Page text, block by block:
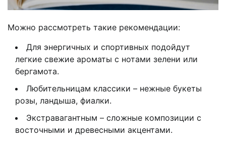
Можно рассмотреть такие рекомендации:
Для энергичных и спортивных подойдут
легкие свежие ароматы с нотами зелени или
бергамота.
Любительницам классики – нежные букеты
розы, ландыша, фиалки.
Экстравагантным – сложные композиции с
восточными и древесными акцентами.